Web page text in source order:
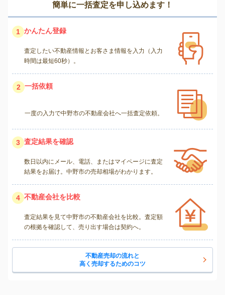
簡単に一括査定を申し込めます！
1 かんたん登録
査定したい不動産情報とお客さま情報を入力（入力
時間は最短60秒）。
2 一括依頼
一度の入力で中野市の不動産会社へ一括査定依頼。
3 査定結果を確認
数日以内にメール、電話、またはマイページに査定
結果をお届け。中野市の売却相場がわかります。
4 不動産会社を比較
査定結果を見て中野市の不動産会社を比較。査定額
の根拠を確認して、売り出す場合は契約へ。
不動産売却の流れと
高く売却するためのコツ